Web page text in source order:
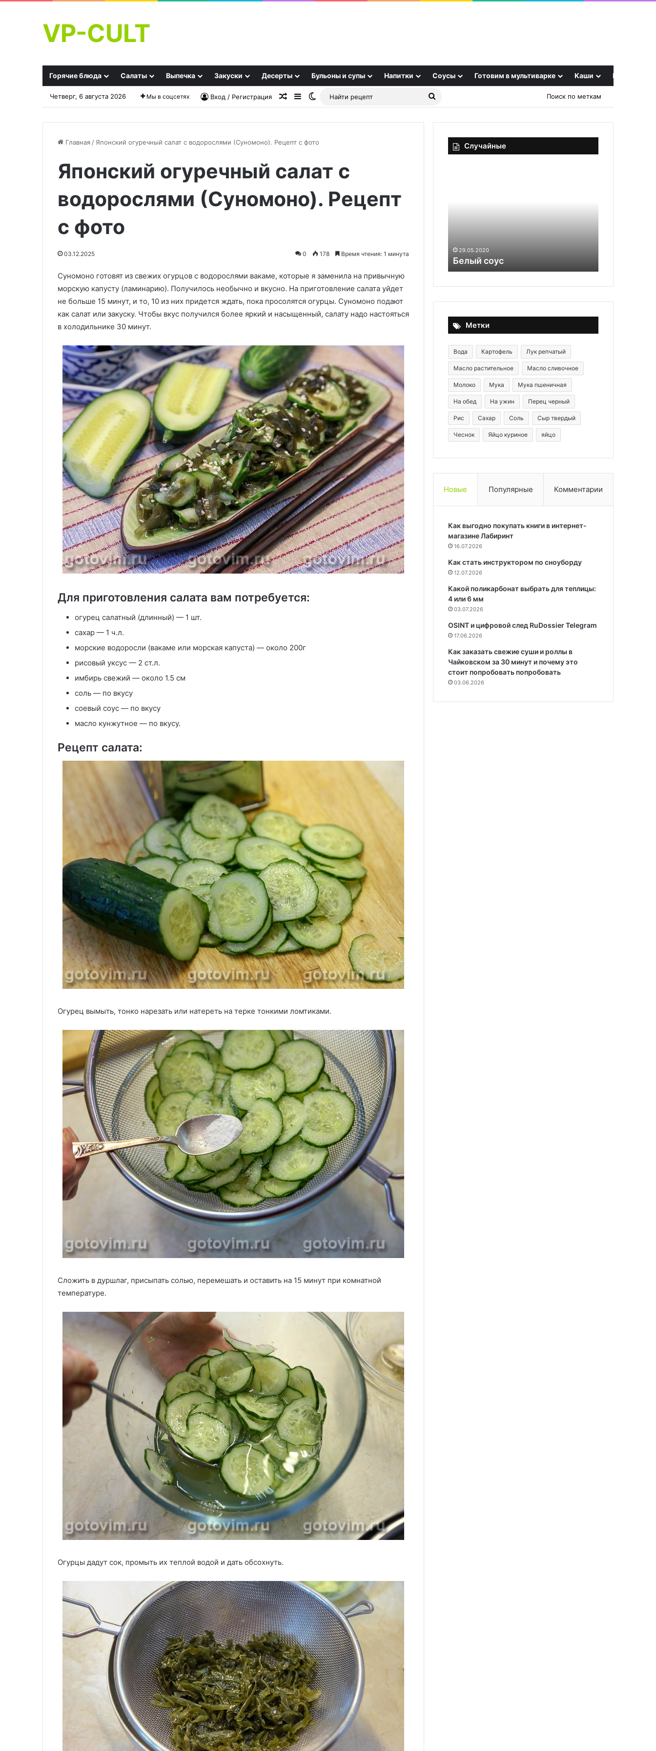
VP-CULT
Горячие блюда Салаты Выпечка Закуски Десерты Бульоны и супы Напитки Соусы Готовим в мультиварке Каши Еще
Четверг, 6 августа 2026 Мы в соцсетях Вход / Регистрация Случайная статья
SidebarSwitch skin
Найти
Поиск по меткам
Главная / Японский огуречный салат с водорослями (Суномоно). Рецепт с фото
Японский огуречный салат с
водорослями (Суномоно). Рецепт
с фото
03.12.2025 0 178 Время чтения: 1 минута
Суномоно готовят из свежих огурцов с водорослями вакаме, которые я заменила на привычную
морскую капусту (ламинарию). Получилось необычно и вкусно. На приготовление салата уйдет
не больше 15 минут, и то, 10 из них придется ждать, пока просолятся огурцы. Суномоно подают
как салат или закуску. Чтобы вкус получился более яркий и насыщенный, салату надо настояться
в холодильнике 30 минут.
Для приготовления салата вам потребуется:
огурец салатный (длинный) — 1 шт.
сахар — 1 ч.л.
морские водоросли (вакаме или морская капуста) — около 200г
рисовый уксус — 2 ст.л.
имбирь свежий — около 1.5 см
соль — по вкусу
соевый соус — по вкусу
масло кунжутное — по вкусу.
Рецепт салата:
Огурец вымыть, тонко нарезать или натереть на терке тонкими ломтиками.
Сложить в дуршлаг, присыпать солью, перемешать и оставить на 15 минут при комнатной
температуре.
Огурцы дадут сок, промыть их теплой водой и дать обсохнуть.
Случайные
Айвовый мармелад (Ayva
«Никакой
микроволновки!»:
кулинарной
Суп
«Остановиться
Суп «Остановиться
невозможно»
29.05.2020
Белый соус
Метки
Вода Картофель Лук репчатый
Масло растительное Масло сливочное
Молоко Мука Мука пшеничная
На обед На ужин Перец черный
Рис Сахар Соль Сыр твердый
Чеснок Яйцо куриное яйцо
Новые Популярные Комментарии
Как выгодно покупать книги в интернет-
магазине Лабиринт
16.07.2026
Как стать инструктором по сноуборду
12.07.2026
Какой поликарбонат выбрать для теплицы:
4 или 6 мм
03.07.2026
OSINT и цифровой след RuDossier Telegram
17.06.2026
Как заказать свежие суши и роллы в
Чайковском за 30 минут и почему это
стоит попробовать попробовать
03.06.2026